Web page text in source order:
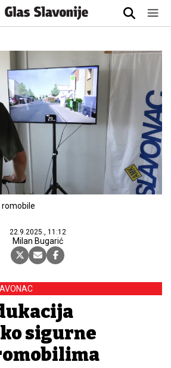
22.9.2025., 11:12
Milan Bugarić
sigurne